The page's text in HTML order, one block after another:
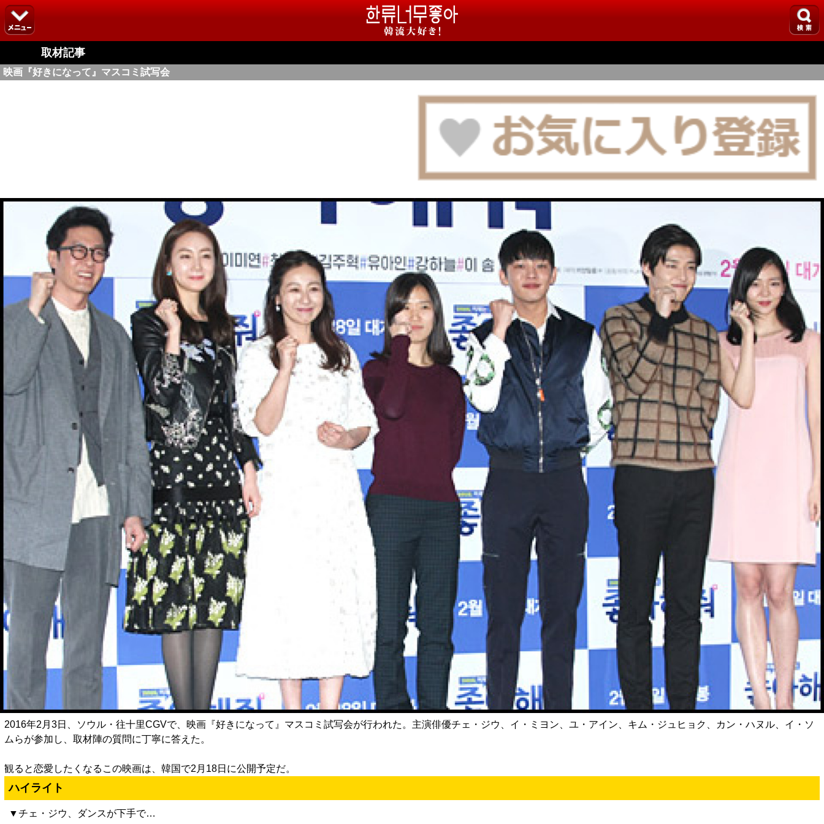
取材記事
映画『好きになって』マスコミ試写会
2016年2月3日、ソウル・往十里CGVで、映画『好きになって』マスコミ試写会が行われた。主演俳優チェ・ジウ、イ・ミヨン、ユ・アイン、キム・ジュヒョク、カン・ハヌル、イ・ソ
ムらが参加し、取材陣の質問に丁寧に答えた。
観ると恋愛したくなるこの映画は、韓国で2月18日に公開予定だ。
ハイライト
▼チェ・ジウ、ダンスが下手で…